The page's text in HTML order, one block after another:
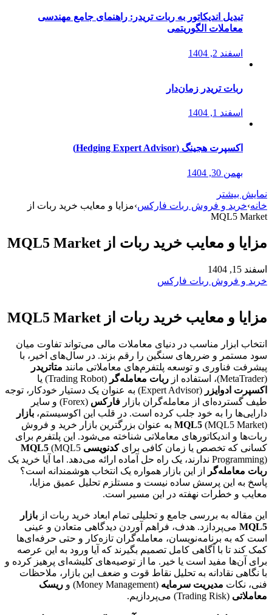
تبدیل اندیکاتور به ربات تریدر: راهنمای جامع مهندسی
معاملات الگوریتمی
اسفند 2, 1404
ربات تریدر زمان‌دار
اسفند 1, 1404
اکسپرت هجینگ (Hedging Expert Advisor)
بهمن 30, 1404
نمایش بیشتر
خانه›خرید و فروش ربات فارکس›مزایا و معایب خرید ربات از
MQL5 Market
مزایا و معایب خرید ربات از MQL5 Market
اسفند 15, 1404
خرید و فروش ربات فارکس
مزایا و معایب خرید ربات از MQL5 Market
انتخاب ابزار مناسب در دنیای معاملات مالی می‌تواند تفاوت میان
سود مستمر و ضررهای سنگین را رقم بزند. در سال‌های اخیر، با
پیشرفت فناوری و توسعه پلتفرم‌های معاملاتی مانند متاتریدر
(MetaTrader)، استفاده از
ربات معامله‌گر (Trading Robot) یا
اکسپرت ادوایزر
(Expert Advisor) به عنوان یک دستیار خودکار، توجه
طیف گسترده‌ای از معامله‌گران بازار فارکس
(Forex) و سایر
دارایی‌ها را به خود جلب کرده است. در قلب این اکوسیستم، بازار
MQL5 (MQL5 Market) به عنوان بزرگترین بازار خرید و فروش
ربات‌ها و اندیکاتورهای معاملاتی شناخته می‌شود. این پلتفرم برای
کسانی که تخصص یا زمان کافی برایکدنویسی MQL5 (MQL5
Programming) ندارند، یک راه حل آماده ارائه می‌دهد. اما آیا خرید یک
ربات معامله‌گر
از این بازار همواره یک انتخاب هوشمندانه است؟
پاسخ به این پرسش ساده نیست و مستلزم تحلیل عمیق مزایا،
معایب و خطرات نهفته در این مسیر است.
این مقاله به بررسی جامع و تحلیلی تمام ابعاد خرید ربات از بازار
MQL5 می‌پردازد. هدف، فراهم آوردن دیدگاهی متعادن و عینی
است که به برنامه‌نویسان، معامله‌گران تازه‌کار و حتی حرفه‌ای‌ها
کمک کند تا با آگاهی کامل تصمیم بگیرند که آیا ورود به این عرصه
برای آن‌ها مفید است یا خیر. ما از توصیه‌های کلیشه‌ای پرهیز کرده و
با نگاهی نقادانه به تحلیل نقاط قوت و ضعف این بازار، ملاحظات
فنی، نکات مدیریت سرمایه (Money Management) و
ریسک
معاملاتی (Trading Risk) می‌پردازیم.